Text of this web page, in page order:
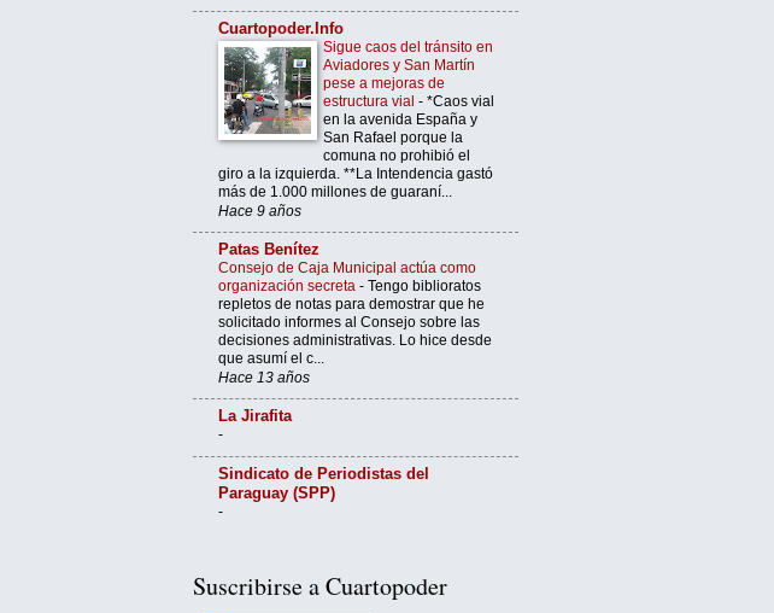
Cuartopoder.Info
Sigue caos del tránsito en
Aviadores y San Martín
pese a mejoras de
estructura vial - *Caos vial
en la avenida España y
San Rafael porque la
comuna no prohibió el
giro a la izquierda. **La Intendencia gastó
más de 1.000 millones de guaraní...
Hace 9 años
Patas Benítez
Consejo de Caja Municipal actúa como
organización secreta - Tengo biblioratos
repletos de notas para demostrar que he
solicitado informes al Consejo sobre las
decisiones administrativas. Lo hice desde
que asumí el c...
Hace 13 años
La Jirafita
-
Sindicato de Periodistas del
Paraguay (SPP)
-
Suscribirse a Cuartopoder